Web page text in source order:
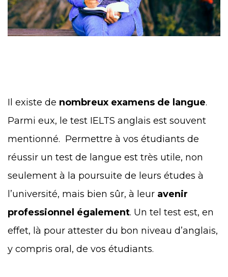
Il existe de nombreux examens de langue.
Parmi eux, le test IELTS anglais est souvent
mentionné. Permettre à vos étudiants de
réussir un test de langue est très utile, non
seulement à la poursuite de leurs études à
l’université, mais bien sûr, à leur avenir
professionnel également. Un tel test est, en
effet, là pour attester du bon niveau d’anglais,
y compris oral, de vos étudiants.